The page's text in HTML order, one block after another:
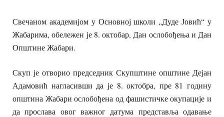
Свечаном академијом у Основној школи „Дуде Јовић“ у
Жабарима, обележен је 8. октобар, Дан ослобођења и Дан
Општине Жабари.
Скуп је отворио председник Скупштине општине Дејан
Адамовић нагласивши да је 8. октобра, пре 81 годину
општина Жабари ослобођена од фашистичке окупације и
да прослава овог важног датума представља одавање